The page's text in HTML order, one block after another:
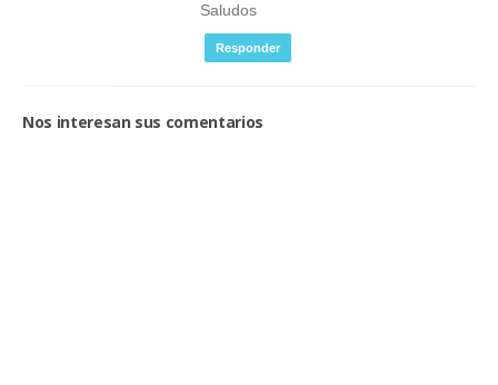
Saludos
Responder
Nos interesan sus comentarios